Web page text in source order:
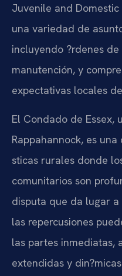
Juvenile and
una variedad de
incluyendo ?rdenes
manutención, y
expectativas locales
El Condado de Essex,
Rappahannock, es
sticas rurales donde
comunitarios son
disputa que da lugar
las repercusiones
las partes inmediatas,
extendidas y